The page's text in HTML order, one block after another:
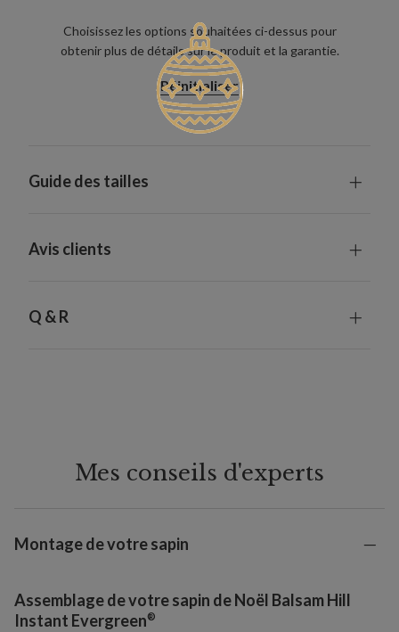
Choisissez les options souhaitées ci-dessus pour
obtenir plus de détails sur le produit et la garantie.
Réinitialiser
Guide des tailles
Avis clients
Q & R
Mes conseils d'experts
Montage de votre sapin
Assemblage de votre sapin de Noël Balsam Hill
Instant Evergreen®